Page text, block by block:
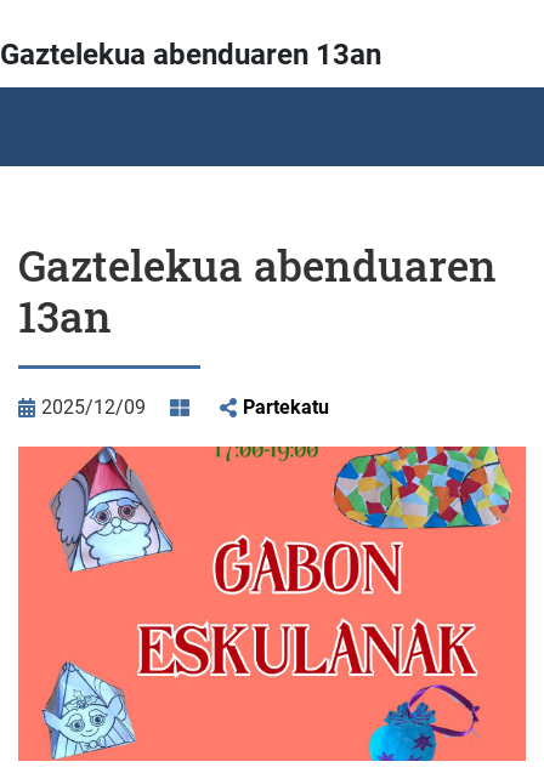
Gaztelekua abenduaren 13an
Gaztelekua abenduaren
13an
2025/12/09 Partekatu